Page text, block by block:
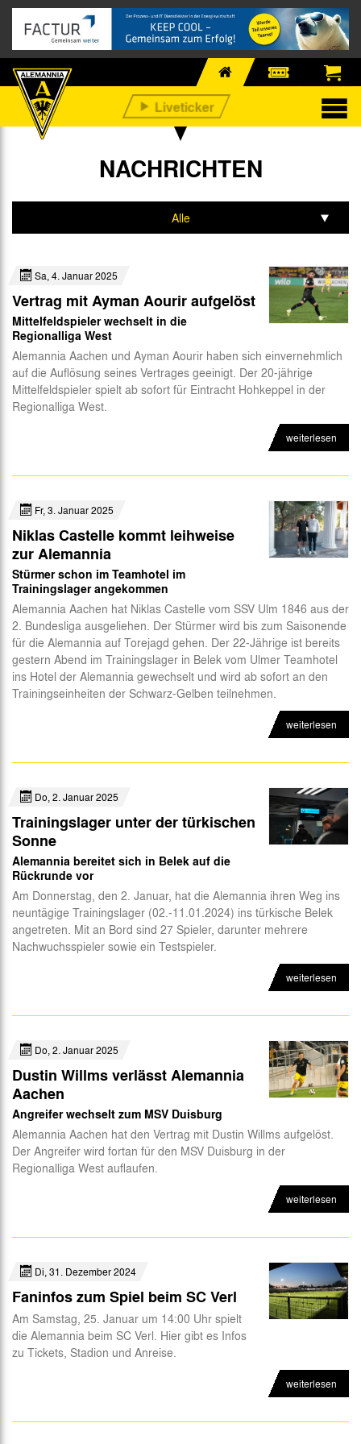
NACHRICHTEN
Alle
Business
Abteilungen
CSR
Sa, 4. Januar 2025
Vertrag mit Ayman Aourir aufgelöst
Mittelfeldspieler wechselt in die
Regionalliga West
Alemannia Aachen und Ayman Aourir haben sich einvernehmlich
auf die Auflösung seines Vertrages geeinigt. Der 20-jährige
Mittelfeldspieler spielt ab sofort für Eintracht Hohkeppel in der
Regionalliga West.
weiterlesen
Fr, 3. Januar 2025
Niklas Castelle kommt leihweise
zur Alemannia
Stürmer schon im Teamhotel im
Trainingslager angekommen
Alemannia Aachen hat Niklas Castelle vom SSV Ulm 1846 aus der
2. Bundesliga ausgeliehen. Der Stürmer wird bis zum Saisonende
für die Alemannia auf Torejagd gehen. Der 22-Jährige ist bereits
gestern Abend im Trainingslager in Belek vom Ulmer Teamhotel
ins Hotel der Alemannia gewechselt und wird ab sofort an den
Trainingseinheiten der Schwarz-Gelben teilnehmen.
weiterlesen
Do, 2. Januar 2025
Trainingslager unter der türkischen
Sonne
Alemannia bereitet sich in Belek auf die
Rückrunde vor
Am Donnerstag, den 2. Januar, hat die Alemannia ihren Weg ins
neuntägige Trainingslager (02.-11.01.2024) ins türkische Belek
angetreten. Mit an Bord sind 27 Spieler, darunter mehrere
Nachwuchsspieler sowie ein Testspieler.
weiterlesen
Do, 2. Januar 2025
Dustin Willms verlässt Alemannia
Aachen
Angreifer wechselt zum MSV Duisburg
Alemannia Aachen hat den Vertrag mit Dustin Willms aufgelöst.
Der Angreifer wird fortan für den MSV Duisburg in der
Regionalliga West auflaufen.
weiterlesen
Di, 31. Dezember 2024
Faninfos zum Spiel beim SC Verl
Am Samstag, 25. Januar um 14:00 Uhr spielt
die Alemannia beim SC Verl. Hier gibt es Infos
zu Tickets, Stadion und Anreise.
weiterlesen